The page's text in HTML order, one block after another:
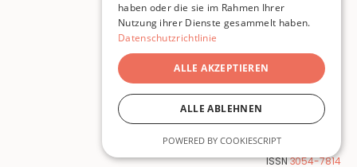
© 2026 Pigeon Publishing
ISSN3054-7814
haben oder die sie im Rahmen Ihrer
Nutzung ihrer Dienste gesammelt haben.
Datenschutzrichtlinie
ALLE AKZEPTIEREN
ALLE ABLEHNEN
POWERED BY COOKIESCRIPT